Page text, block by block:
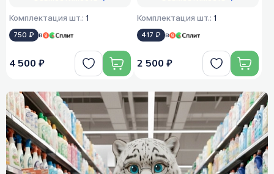
Комплектация шт.: 1
750 ₽ в
4 500 ₽
Комплектация шт.: 1
417 ₽ в
2 500 ₽